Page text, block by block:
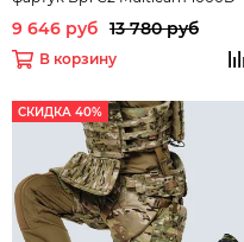
ТРИАДА-ТКО
9 646 руб 13 780 руб
В корзину
СКИДКА 40%